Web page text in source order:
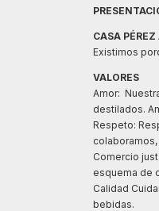
CASA
Existimos
VALORES
Amor:
destilados.
Respeto:
Comercio
esquema de
Calidad
bebidas.